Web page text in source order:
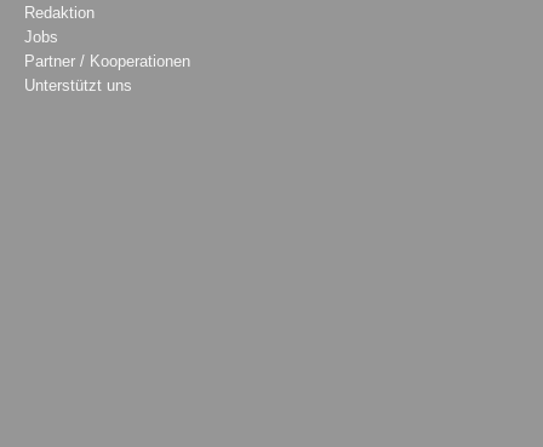
Redaktion
Jobs
Partner / Kooperationen
Unterstützt uns